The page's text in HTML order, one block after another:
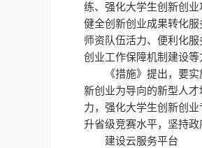
练、强化大学生创新创业
健全创新创业成果转化
师资队伍活力、便利化
创业工作保障机制建设等
《措施》提出，要
新创业为导向的新型人
力，强化大学生创新创
升省级竞赛水平，坚持政
建设云服务平台